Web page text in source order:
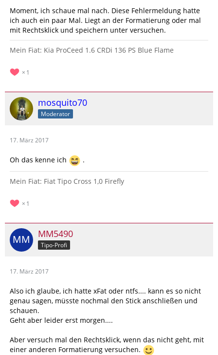
Moment, ich schaue mal nach. Diese Fehlermeldung hatte
ich auch ein paar Mal. Liegt an der Formatierung oder mal
mit Rechtsklick und speichern unter versuchen.
Mein Fiat: Kia ProCeed 1.6 CRDi 136 PS Blue Flame
1
mosquito70
Moderator
17. März 2017
Oh das kenne ich .
Mein Fiat: Fiat Tipo Cross 1,0 Firefly
1
MM5490
Tipo-Profi
17. März 2017
Also ich glaube, ich hatte xFat oder ntfs.... kann es so nicht
genau sagen, müsste nochmal den Stick anschließen und
schauen.
Geht aber leider erst morgen....
Aber versuch mal den Rechtsklick, wenn das nicht geht, mit
einer anderen Formatierung versuchen.